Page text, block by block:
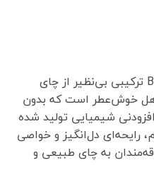
چای تی بگ زعفران و هل Bharmal ترکیبی بی‌نظیر از چای
هل خوش‌عطر است که بدون
شیمیایی تولید شده
رایحه‌ای دل‌انگیز و خواصی
به چای طبیعی و